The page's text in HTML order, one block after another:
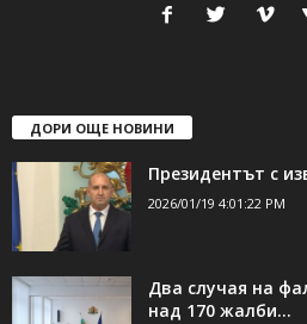
ДОРИ ОЩЕ НОВИНИ
Президентът с
2026/01/19 4:01:22 PM
Два случая на
над 170 жалби...